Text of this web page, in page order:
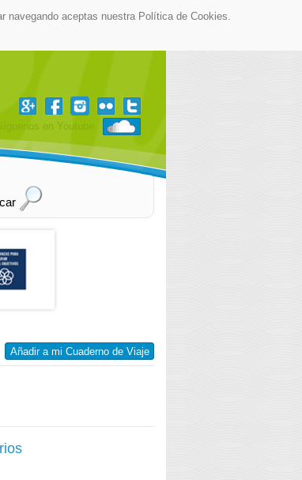
navegando aceptas nuestra Política de Cookies.
Añadir a mi Cuaderno de Viaje